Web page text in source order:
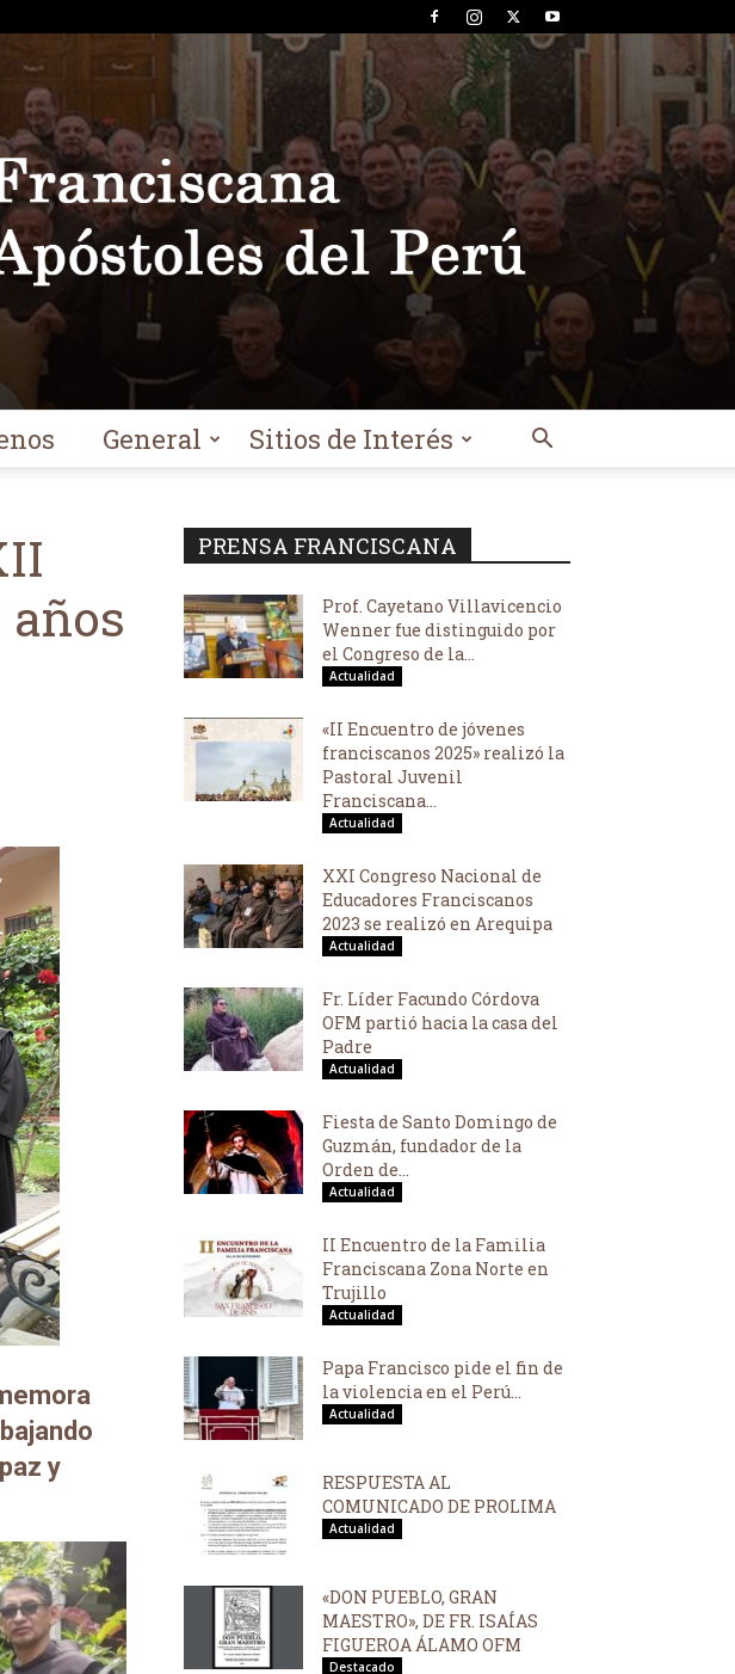
General Sitios de Interés
y
PRENSA FRANCISCANA
Prof. Cayetano Villavicencio
Wenner fue distinguido por
el Congreso de la...
Actualidad
«II Encuentro de jóvenes
franciscanos 2025» realizó la
Pastoral Juvenil
Franciscana...
Actualidad
XXI Congreso Nacional de
Educadores Franciscanos
2023 se realizó en Arequipa
Actualidad
Fr. Líder Facundo Córdova
OFM partió hacia la casa del
Padre
Actualidad
Fiesta de Santo Domingo de
Guzmán, fundador de la
Orden de...
Actualidad
II Encuentro de la Familia
Franciscana Zona Norte en
Trujillo
Actualidad
Papa Francisco pide el fin de
la violencia en el Perú...
Actualidad
RESPUESTA AL
COMUNICADO DE PROLIMA
Actualidad
«DON PUEBLO, GRAN
MAESTRO», DE FR. ISAÍAS
FIGUEROA ÁLAMO OFM
Destacado